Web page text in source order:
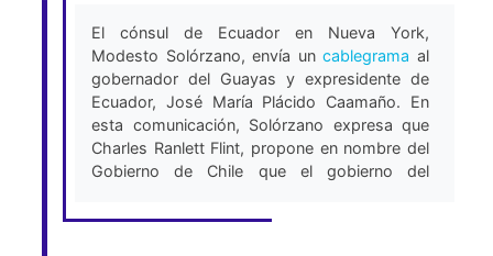
El cónsul de Ecuador en Nueva York,
Modesto Solórzano, envía uncablegrama al
gobernador del Guayas y expresidente de
Ecuador, José María Plácido Caamaño. En
esta comunicación, Solórzano expresa que
Charles Ranlett Flint, propone en nombre del
Gobierno de Chile que el gobierno del
de guerra “Esmeralda” para conducirlo